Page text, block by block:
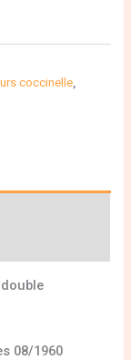
coccinelle,
08/1960